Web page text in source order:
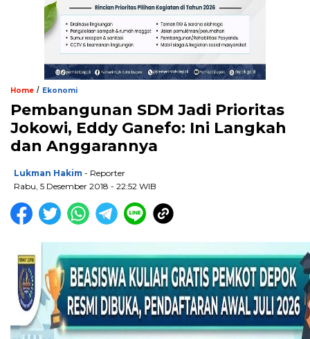
Home / Ekonomi
Pembangunan SDM Jadi Prioritas
Jokowi, Eddy Ganefo: Ini Langkah
dan Anggarannya
Lukman Hakim - Reporter
Rabu, 5 Desember 2018 - 22:52 WIB